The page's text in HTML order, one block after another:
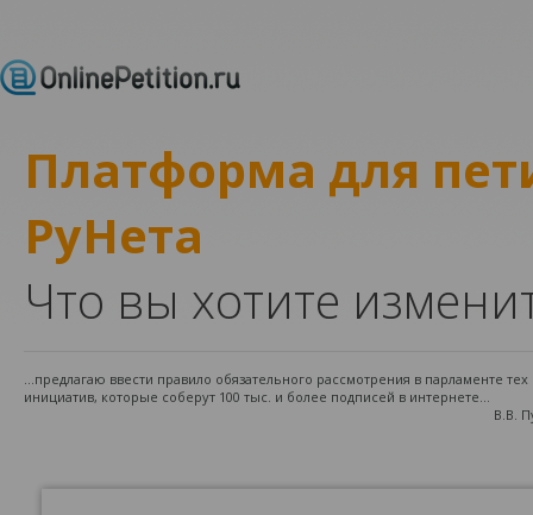
Платформа для
РуНета
Что вы хотите
...предлагаю ввести правило обязательного рассмотрения в парламенте
инициатив, которые соберут 100 тыс. и более подписей в интернете...
В.В.